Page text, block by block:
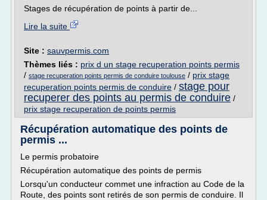
Stages de récupération de points à partir de...
Lire la suite
Site : sauvpermis.com
Thèmes liés : prix d un stage recuperation points permis
/ stage recuperation points permis de conduire toulouse / prix stage
recuperation points permis de conduire / stage pour
recuperer des points au permis de conduire /
prix stage recuperation de points permis
Récupération automatique des points de
permis ...
Le permis probatoire
Récupération automatique des points de permis
Lorsqu'un conducteur commet une infraction au Code de la
Route, des points sont retirés de son permis de conduire. Il